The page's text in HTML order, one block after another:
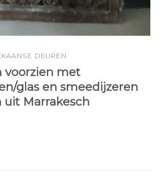
DEUREN
voorzien met
glas en smeedijzeren
uit Marrakesch